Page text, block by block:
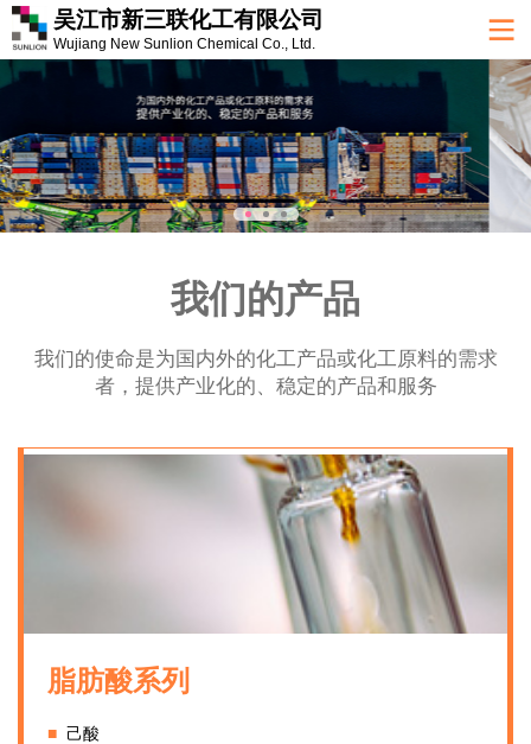
吴江市新三联化工有限公司
Wujiang New Sunlion Chemical Co., Ltd.
我们的产品
我们的使命是为国内外的化工产品或化工原料的需求
者，提供产业化的、稳定的产品和服务
脂肪酸系列
■己酸